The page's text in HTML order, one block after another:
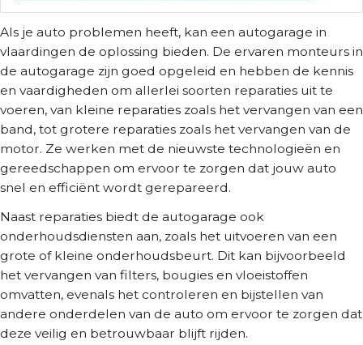
Als je auto problemen heeft, kan een autogarage in
vlaardingen de oplossing bieden. De ervaren monteurs in
de autogarage zijn goed opgeleid en hebben de kennis
en vaardigheden om allerlei soorten reparaties uit te
voeren, van kleine reparaties zoals het vervangen van een
band, tot grotere reparaties zoals het vervangen van de
motor. Ze werken met de nieuwste technologieën en
gereedschappen om ervoor te zorgen dat jouw auto
snel en efficiënt wordt gerepareerd.
Naast reparaties biedt de autogarage ook
onderhoudsdiensten aan, zoals het uitvoeren van een
grote of kleine onderhoudsbeurt. Dit kan bijvoorbeeld
het vervangen van filters, bougies en vloeistoffen
omvatten, evenals het controleren en bijstellen van
andere onderdelen van de auto om ervoor te zorgen dat
deze veilig en betrouwbaar blijft rijden.